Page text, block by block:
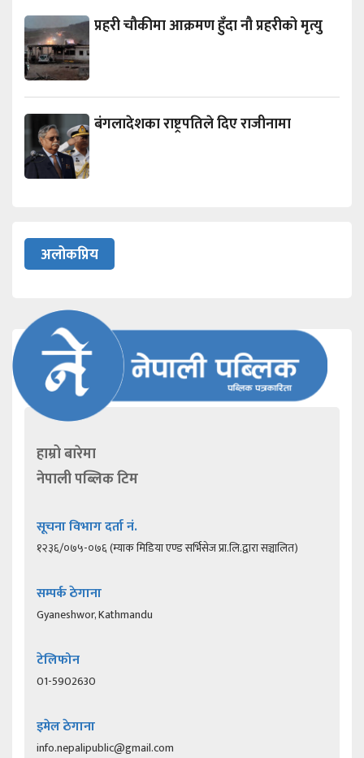
प्रहरी चौकीमा आक्रमण हुँदा नौ प्रहरीको मृत्यु
बंगलादेशका राष्ट्रपतिले दिए राजीनामा
अलोकप्रिय
हाम्रो बारेमा
नेपाली पब्लिक टिम
सूचना विभाग दर्ता नं.
१२३६/०७५-०७६ (म्याक मिडिया एण्ड सर्भिसेज प्रा.लि.द्वारा सञ्चालित)
सम्पर्क ठेगाना
Gyaneshwor, Kathmandu
टेलिफोन
01-5902630
इमेल ठेगाना
info.nepalipublic@gmail.com